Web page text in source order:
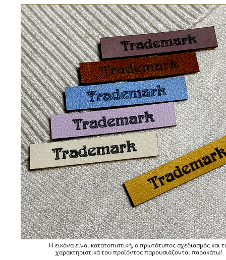
Η εικόνα είναι κατατοπιστική, ο πρωτότυπος σχεδιασμός και
χαρακτηριστικά του προϊόντος παρουσιάζονται παρακάτω!